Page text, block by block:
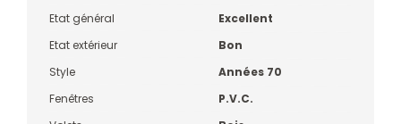
Etat général
Excellent
Etat extérieur
Bon
Style
Années 70
Fenêtres
P.V.C.